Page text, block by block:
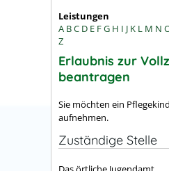
Leistungen
A BC D E FG H I J K L M N
Z
Erlaubnis zur
beantragen
Sie möchten ein
aufnehmen.
Zuständige Stelle